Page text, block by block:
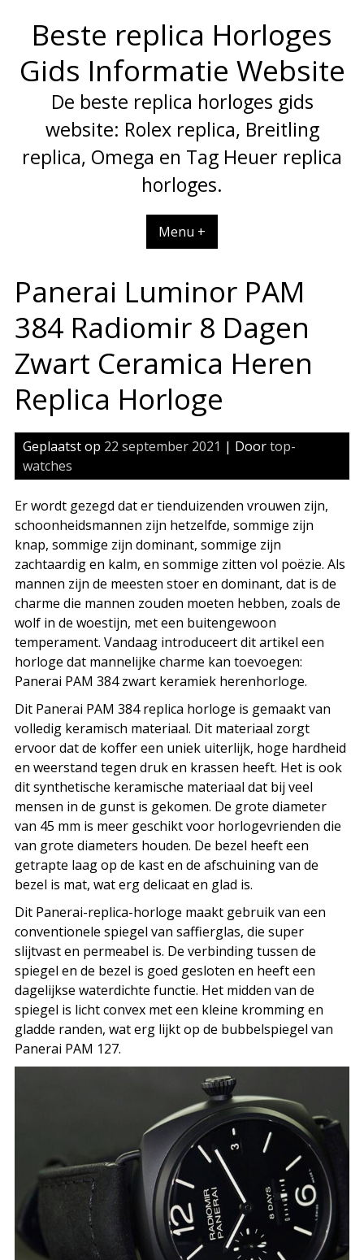
inhoudBeste replica Horloges
Gids Informatie Website
De beste replica horloges gids
website: Rolex replica, Breitling
replica, Omega en Tag Heuer replica
horloges.
Menu +
Panerai Luminor PAM
384 Radiomir 8 Dagen
Zwart Ceramica Heren
Replica Horloge
Geplaatst op 22 september 2021 | Doortop-
watches
Er wordt gezegd dat er tienduizenden vrouwen zijn,
schoonheidsmannen zijn hetzelfde, sommige zijn
knap, sommige zijn dominant, sommige zijn
zachtaardig en kalm, en sommige zitten vol poëzie. Als
mannen zijn de meesten stoer en dominant, dat is de
charme die mannen zouden moeten hebben, zoals de
wolf in de woestijn, met een buitengewoon
temperament. Vandaag introduceert dit artikel een
horloge dat mannelijke charme kan toevoegen:
Panerai PAM 384 zwart keramiek herenhorloge.
Dit Panerai PAM 384 replica horloge is gemaakt van
volledig keramisch materiaal. Dit materiaal zorgt
ervoor dat de koffer een uniek uiterlijk, hoge hardheid
en weerstand tegen druk en krassen heeft. Het is ook
dit synthetische keramische materiaal dat bij veel
mensen in de gunst is gekomen. De grote diameter
van 45 mm is meer geschikt voor horlogevrienden die
van grote diameters houden. De bezel heeft een
getrapte laag op de kast en de afschuining van de
bezel is mat, wat erg delicaat en glad is.
Dit Panerai-replica-horloge maakt gebruik van een
conventionele spiegel van saffierglas, die super
slijtvast en permeabel is. De verbinding tussen de
spiegel en de bezel is goed gesloten en heeft een
dagelijkse waterdichte functie. Het midden van de
spiegel is licht convex met een kleine kromming en
gladde randen, wat erg lijkt op de bubbelspiegel van
Panerai PAM 127.